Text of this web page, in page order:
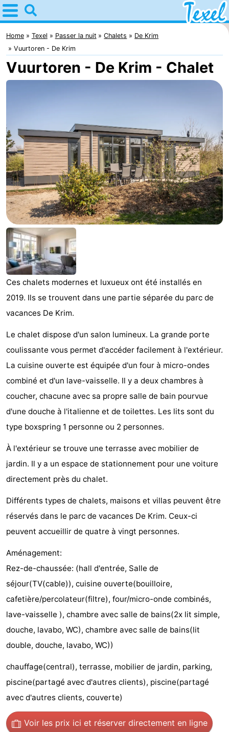
Home
Texel
Astuces
Avec
enfants
-
Den
Burg
-
Den
Hoorn
-
De
Cocksdorp
-
De
Koog
-
Oudeschild
-
De
Waal
-
Oosterend
Nature
Plus
beaux
de
Passer
nuit
-
en
Zee
De
Vlijt
-
Hoeve
-
en
Zeezicht
Strandhuys
-
Strandplevier
Campings
d'hôtes
Chaumières
-
't
Eibernest
-
't
-
Park
Texel
Buytenveldt
-
De
Krim
-
EuroParcs
-
Home Texel Passer la nuit Chalets
De Krim
Vuurtoren - De Krim
Vuurtoren - De Krim - Chalet
Ces chalets modernes et luxueux ont été installés en
2019. Ils se trouvent dans une partie séparée du parc de
vacances De Krim.
Le chalet dispose d'un salon lumineux. La grande porte
coulissante vous permet d'accéder facilement à l'extérieur.
La cuisine ouverte est équipée d'un four à micro-ondes
combiné et d'un lave-vaisselle. Il y a deux chambres à
coucher, chacune avec sa propre salle de bain pourvue
d'une douche à l'italienne et de toilettes. Les lits sont du
type boxspring 1 personne ou 2 personnes.
À l'extérieur se trouve une terrasse avec mobilier de
jardin. Il y a un espace de stationnement pour une voiture
directement près du chalet.
Différents types de chalets, maisons et villas peuvent être
réservés dans le parc de vacances De Krim. Ceux-ci
peuvent accueillir de quatre à vingt personnes.
Aménagement:
Rez-de-chaussée: (hall d'entrée, Salle de
séjour(TV(cable)), cuisine ouverte(bouilloire,
cafetière/percolateur(filtre), four/micro-onde combinés,
lave-vaisselle ), chambre avec salle de bains(2x lit simple,
douche, lavabo, WC), chambre avec salle de bains(lit
double, douche, lavabo, WC))
chauffage(central), terrasse, mobilier de jardin, parking,
piscine(partagé avec d'autres clients), piscine(partagé
avec d'autres clients, couverte)
Voir les prix ici et réserver directement en ligne